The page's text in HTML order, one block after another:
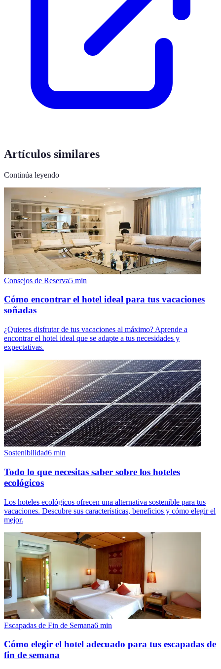
Artículos similares
Continúa leyendo
Consejos de Reserva5 min
Cómo encontrar el hotel ideal para tus vacaciones
soñadas
¿Quieres disfrutar de tus vacaciones al máximo? Aprende a
encontrar el hotel ideal que se adapte a tus necesidades y
expectativas.
Sostenibilidad6 min
Todo lo que necesitas saber sobre los hoteles
ecológicos
Los hoteles ecológicos ofrecen una alternativa sostenible para tus
vacaciones. Descubre sus características, beneficios y cómo elegir el
mejor.
Escapadas de Fin de Semana6 min
Cómo elegir el hotel adecuado para tus escapadas de
fin de semana